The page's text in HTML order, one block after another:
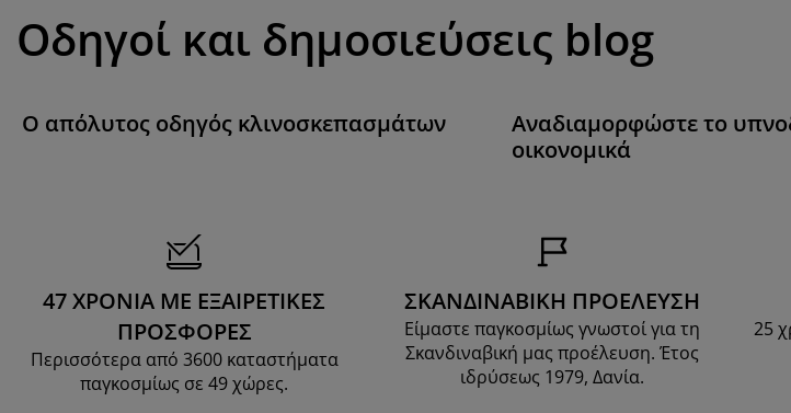
Οδηγοί και δημοσιεύσεις blog
Ο απόλυτος οδηγός κλινοσκεπασμάτων
Αναδιαμορφώστε το
οικονομικά
47 ΧΡΟΝΙΑ ΜΕ ΕΞΑΙΡΕΤΙΚΕΣ
ΠΡΟΣΦΟΡΕΣ
Περισσότερα από 3600 καταστήματα
παγκοσμίως σε 49 χώρες.
ΣΚΑΝΔΙΝΑΒΙΚΗ ΠΡΟΕΛΕΥΣΗ
Είμαστε παγκοσμίως γνωστοί για τη
Σκανδιναβική μας προέλευση. Έτος
ιδρύσεως 1979, Δανία.
25